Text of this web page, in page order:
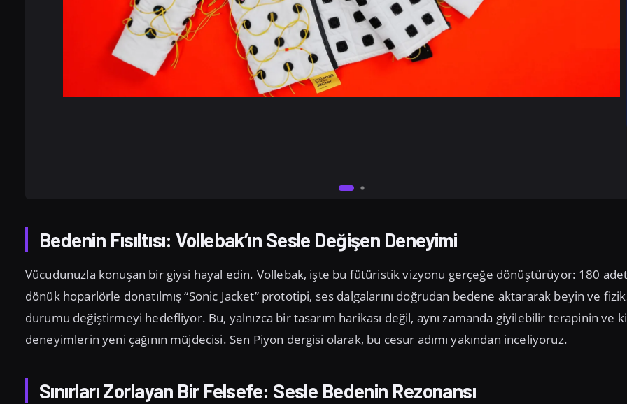
Bedenin Fısıltısı: Vollebak’ın Sesle Değişen Deneyimi
Vücudunuzla konuşan bir giysi hayal edin. Vollebak, işte bu fütüristik vizyonu gerçeğe dönüştürüyor: 180
dönük hoparlörle donatılmış “Sonic Jacket” prototipi, ses dalgalarını doğrudan bedene aktararak beyin ve
durumu değiştirmeyi hedefliyor. Bu, yalnızca bir tasarım harikası değil, aynı zamanda giyilebilir terapinin ve
deneyimlerin yeni çağının müjdecisi. Sen Piyon dergisi olarak, bu cesur adımı yakından inceliyoruz.
Sınırları Zorlayan Bir Felsefe: Sesle Bedenin Rezonansı